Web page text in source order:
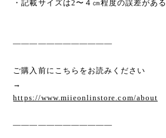
・記載サイズは2〜４㎝程度の誤差があ
————————————
ご購入前にこちらをお読みください
→
https://www.miieonlinstore.com/about
————————————